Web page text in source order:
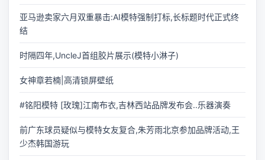
亚马逊卖家六月双重暴击:AI模特强制打标,长标题时代正式终
结
时隔四年,UncleJ首组胶片展示(模特小淋子)
女神章若楠|高清锁屏壁纸
#铭阳模特 [玫瑰]江南布衣,吉林西站品牌发布会..乐器演奏
前广东球员疑似与模特女友复合,朱芳雨北京参加品牌活动,王
少杰韩国游玩